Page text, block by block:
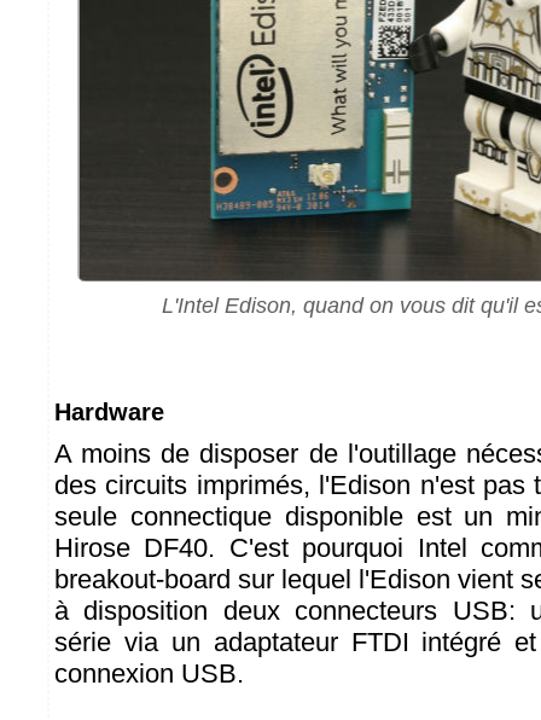
L'Intel Edison, quand on vous dit qu'il
Hardware
A moins de disposer de l'outillage
des circuits imprimés, l'Edison n'est pas
seule connectique disponible est un
Hirose DF40. C'est pourquoi Intel
breakout-board sur lequel l'Edison vient
à disposition deux connecteurs USB:
série via un adaptateur FTDI intégré
connexion USB.